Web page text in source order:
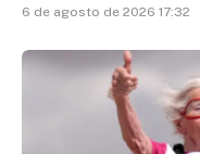
6 de agosto de 2026 17:32